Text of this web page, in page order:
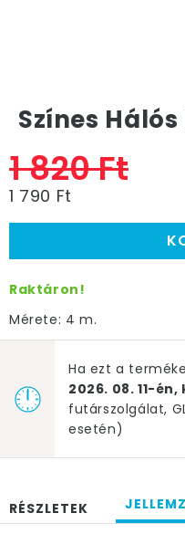
Színes Hálós
1 820 Ft
1 790 Ft
Raktáron!
Mérete: 4 m.
Ha ezt a
2026. 08. 11-
futárszolgálat,
esetén)
RÉSZLETEK